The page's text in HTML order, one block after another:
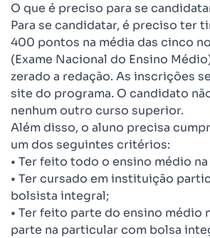
O que é preciso para se
Para se candidatar, é preciso ter
400 pontos na média das cinco
(Exame Nacional do Ensino
zerado a redação. As inscrições
site do programa. O candidato
nenhum outro curso superior.
Além disso, o aluno precisa
um dos seguintes critérios:
• Ter feito todo o ensino médio
• Ter cursado em instituição
bolsista integral;
• Ter feito parte do ensino médio
parte na particular com bolsa